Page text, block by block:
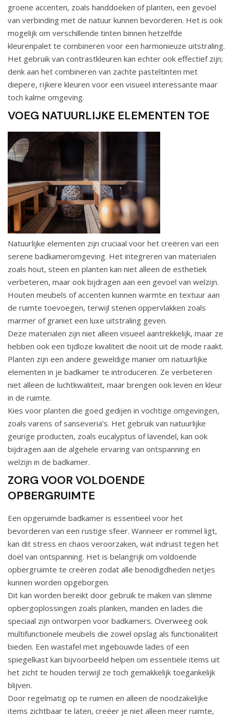
groene accenten, zoals handdoeken of planten, een gevoel
van verbinding met de natuur kunnen bevorderen. Het is ook
mogelijk om verschillende tinten binnen hetzelfde
kleurenpalet te combineren voor een harmonieuze uitstraling.
Het gebruik van contrastkleuren kan echter ook effectief zijn;
denk aan het combineren van zachte pasteltinten met
diepere, rijkere kleuren voor een visueel interessante maar
toch kalme omgeving.
VOEG NATUURLIJKE ELEMENTEN TOE
Natuurlijke elementen zijn cruciaal voor het creëren van een
serene badkameromgeving. Het integreren van materialen
zoals hout, steen en planten kan niet alleen de esthetiek
verbeteren, maar ook bijdragen aan een gevoel van welzijn.
Houten meubels of accenten kunnen warmte en textuur aan
de ruimte toevoegen, terwijl stenen oppervlakken zoals
marmer of graniet een luxe uitstraling geven.
Deze materialen zijn niet alleen visueel aantrekkelijk, maar ze
hebben ook een tijdloze kwaliteit die nooit uit de mode raakt.
Planten zijn een andere geweldige manier om natuurlijke
elementen in je badkamer te introduceren. Ze verbeteren
niet alleen de luchtkwaliteit, maar brengen ook leven en kleur
in de ruimte.
Kies voor planten die goed gedijen in vochtige omgevingen,
zoals varens of sanseveria’s. Het gebruik van natuurlijke
geurige producten, zoals eucalyptus of lavendel, kan ook
bijdragen aan de algehele ervaring van ontspanning en
welzijn in de badkamer.
ZORG VOOR VOLDOENDE
OPBERGRUIMTE
Een opgeruimde badkamer is essentieel voor het
bevorderen van een rustige sfeer. Wanneer er rommel ligt,
kan dit stress en chaos veroorzaken, wat indruist tegen het
doel van ontspanning. Het is belangrijk om voldoende
opbergruimte te creëren zodat alle benodigdheden netjes
kunnen worden opgeborgen.
Dit kan worden bereikt door gebruik te maken van slimme
opbergoplossingen zoals planken, manden en lades die
speciaal zijn ontworpen voor badkamers. Overweeg ook
multifunctionele meubels die zowel opslag als functionaliteit
bieden. Een wastafel met ingebouwde lades of een
spiegelkast kan bijvoorbeeld helpen om essentiële items uit
het zicht te houden terwijl ze toch gemakkelijk toegankelijk
blijven.
Door regelmatig op te ruimen en alleen de noodzakelijke
items zichtbaar te laten, creëer je niet alleen meer ruimte,